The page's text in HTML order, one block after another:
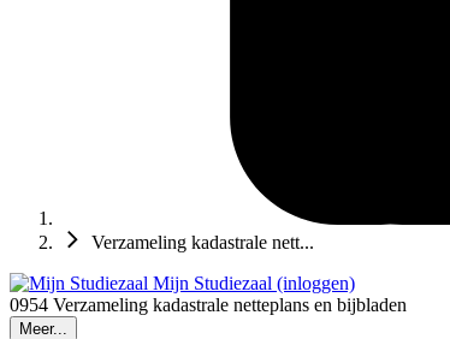
Verzameling kadastrale nett...
Mijn Studiezaal (inloggen)
0954 Verzameling kadastrale netteplans en bijbladen
Meer...